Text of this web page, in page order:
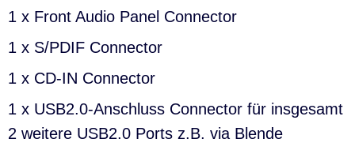
1 x Front Audio Panel Connector
1 x S/PDIF Connector
1 x CD-IN Connector
1 x USB2.0-Anschluss Connector für insgesamt
2 weitere USB2.0 Ports z.B. via Blende